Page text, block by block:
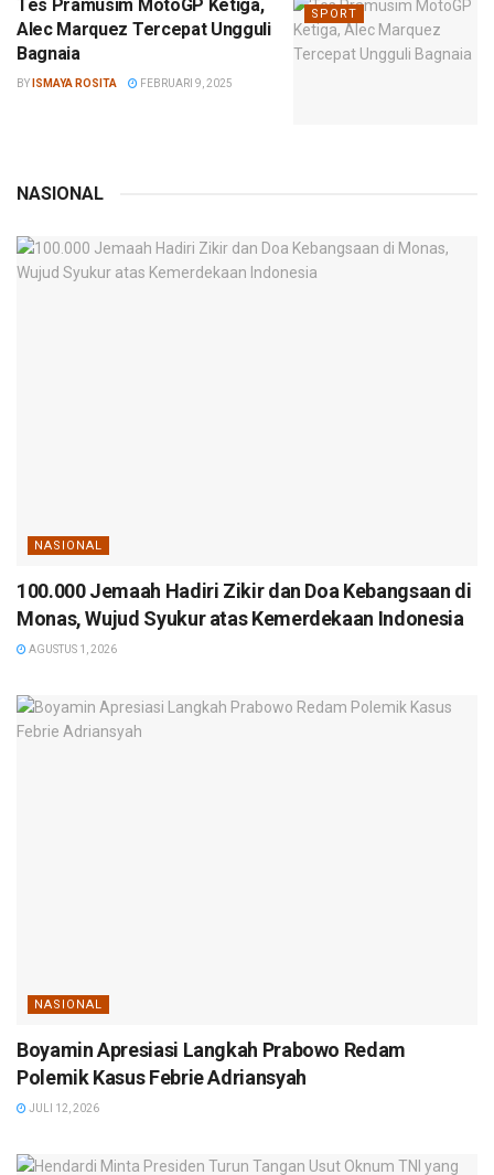
SPORT
Tes Pramusim MotoGP Ketiga,
Alec Marquez Tercepat Ungguli
Bagnaia
BY ISMAYA ROSITA FEBRUARI 9, 2025
NASIONAL
NASIONAL
100.000 Jemaah Hadiri Zikir dan Doa Kebangsaan di
Monas, Wujud Syukur atas Kemerdekaan Indonesia
AGUSTUS 1, 2026
NASIONAL
Boyamin Apresiasi Langkah Prabowo Redam
Polemik Kasus Febrie Adriansyah
JULI 12, 2026